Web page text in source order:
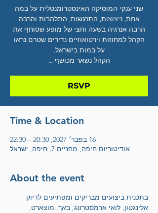
שני ענקי המוסיקה האינסטרומנטלית על במה
אחת, ניצוצות, התרגשות, התלהבות והרבה
הרבה אנרגיה בשעה וחצי של מופע שסוחף את
הקהל למחוזות וירטואוזיים נדירים שטרם נראו
הקהל נשאר מכושף ...
RSVP
Time & Location
16 בפבר׳ 2027, 20:30 – 22:30
אודיטוריום חיפה, מחניים 7, חיפה, ישראל
About the event
בתכנית ביצועים מבריקים ומפתיעים לדיוק
אלינגטון, לואי ארמסטרונג, באך, מוצארט,